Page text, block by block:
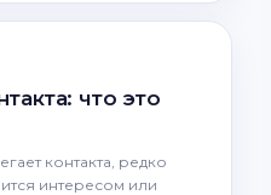
что это
контакта, редко
интересом или